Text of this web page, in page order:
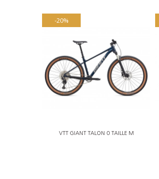
-20%
VTT GIANT TALON 0 TAILLE M